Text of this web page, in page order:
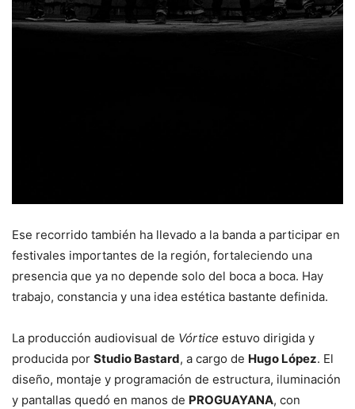
Ese recorrido también ha llevado a la banda a participar en
festivales importantes de la región, fortaleciendo una
presencia que ya no depende solo del boca a boca. Hay
trabajo, constancia y una idea estética bastante definida.
La producción audiovisual de Vórtice estuvo dirigida y
producida por Studio Bastard, a cargo de Hugo López. El
diseño, montaje y programación de estructura, iluminación
y pantallas quedó en manos de PROGUAYANA, con